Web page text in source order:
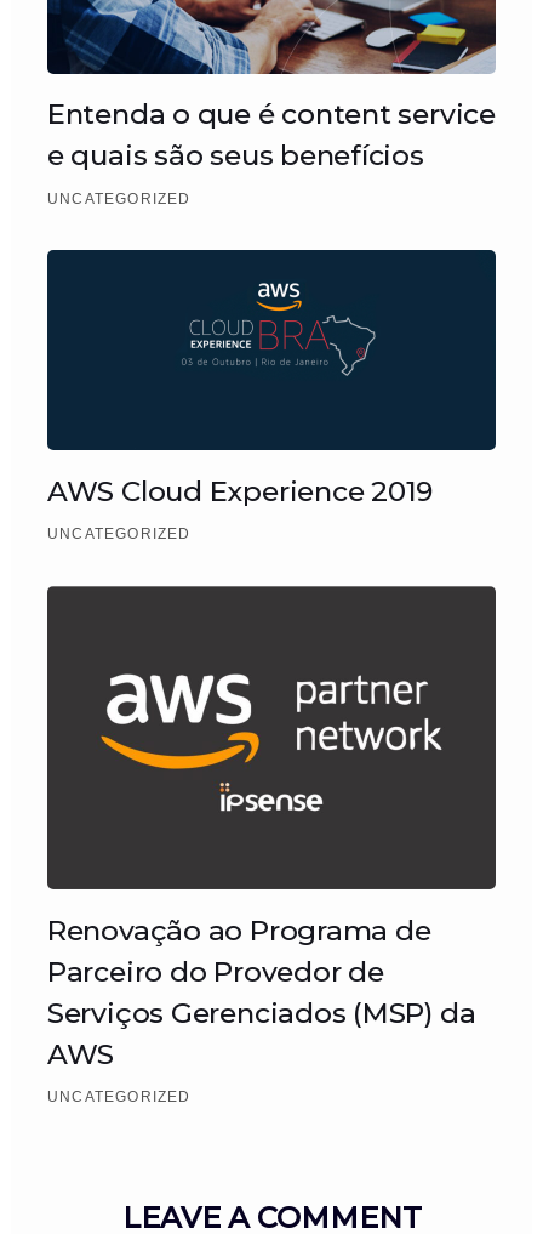
Entenda o que é content service
e quais são seus benefícios
UNCATEGORIZED
AWS Cloud Experience 2019
UNCATEGORIZED
Renovação ao Programa de
Parceiro do Provedor de
Serviços Gerenciados (MSP) da
AWS
UNCATEGORIZED
LEAVE A COMMENT